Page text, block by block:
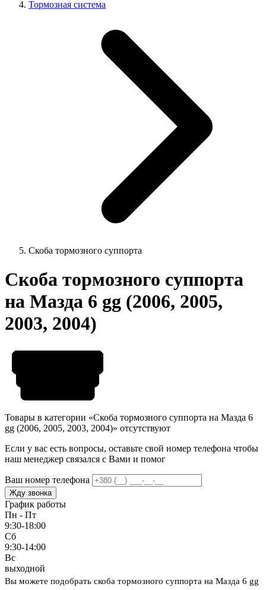
Тормозная система
Скоба тормозного суппорта
Скоба тормозного суппорта
на Мазда 6 gg (2006, 2005,
2003, 2004)
Товары в категории «Скоба тормозного суппорта на Мазда 6
gg (2006, 2005, 2003, 2004)» отсутствуют
Если у вас есть вопросы, оставьте свой номер телефона чтобы
наш менеджер связался с Вами и помог
Ваш номер телефона
Жду звонка
График работы
Пн - Пт
9:30-18:00
Сб
9:30-14:00
Вс
выходной
Вы можете подобрать скоба тормозного суппорта на Мазда 6 gg